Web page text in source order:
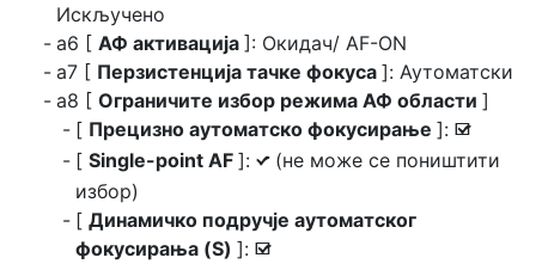
Искључено
а6 [ АФ активација ]: Окидач/ AF-ON
a7 [ Перзистенција тачке фокуса ]: Аутоматски
а8 [ Ограничите избор режима АФ области ]
[ Прецизно аутоматско фокусирање ]: M
[ Single-point AF ]: L (не може се поништити
избор)
[ Динамичко подручје аутоматског
фокусирања (S) ]: M